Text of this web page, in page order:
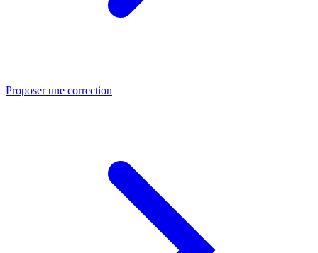
Proposer une correction